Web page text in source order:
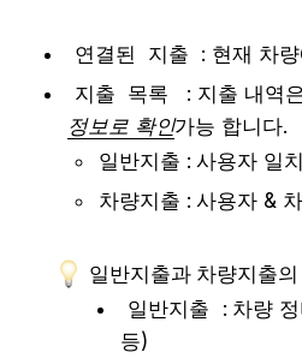
연결된 지출 : 현재 차
지출 목록
: 지출 내역
정보로 확인가능 합니다.
일반지출 : 사용자 일치
차량지출 : 사용자 &
일반지출과 차량지출
일반지출
: 차량
등)